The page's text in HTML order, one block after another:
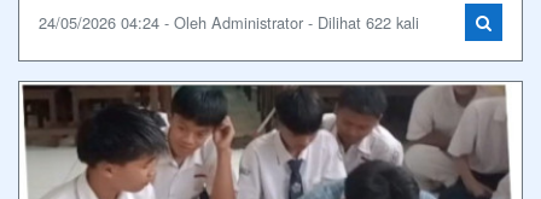
24/05/2026 04:24 - Oleh Administrator - Dilihat 622 kali